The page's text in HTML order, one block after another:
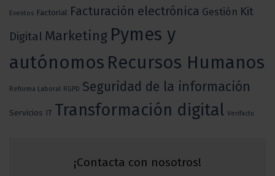
Eventos Factorial Facturación electrónica Gestión Kit
Digital Marketing Pymes y
autónomos Recursos Humanos
Reforma Laboral RGPD Seguridad de la información
Servicios IT Transformación digital Verifactu
¡Contacta con nosotros!